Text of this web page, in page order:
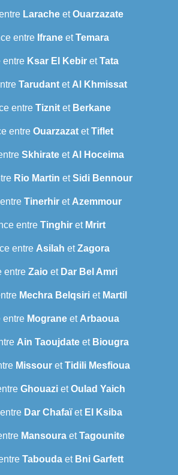
LaracheetOuarzazate
entre IfraneetTemara
entre Ksar El Kebir etTata
Tarudant et Al Khmissat
entre Tiznitet Berkane
entre OuarzazatetTiflet
Skhirate et Al Hoceima
Rio Martin etSidi Bennour
Tinerhir et Azemmour
entre Tinghir et Mrirt
entre Asilah etZagora
entre Zaio et Dar Bel Amri
Mechra Belqsiriet Martil
entre Mograneet Arbaoua
Ain Taoujdate et Biougra
Missour etTidili Mesfioua
Ghouazi etOulad Yaich
Dar Chafaïet El Ksiba
Mansoura etTagounite
Tabouda et Bni Garfett